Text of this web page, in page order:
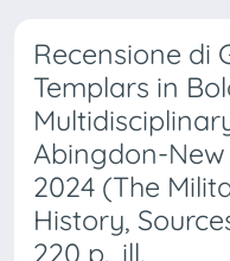
Recensione di
Templars in
Abingdon-New
2024 (The
History,
220 p., ill.